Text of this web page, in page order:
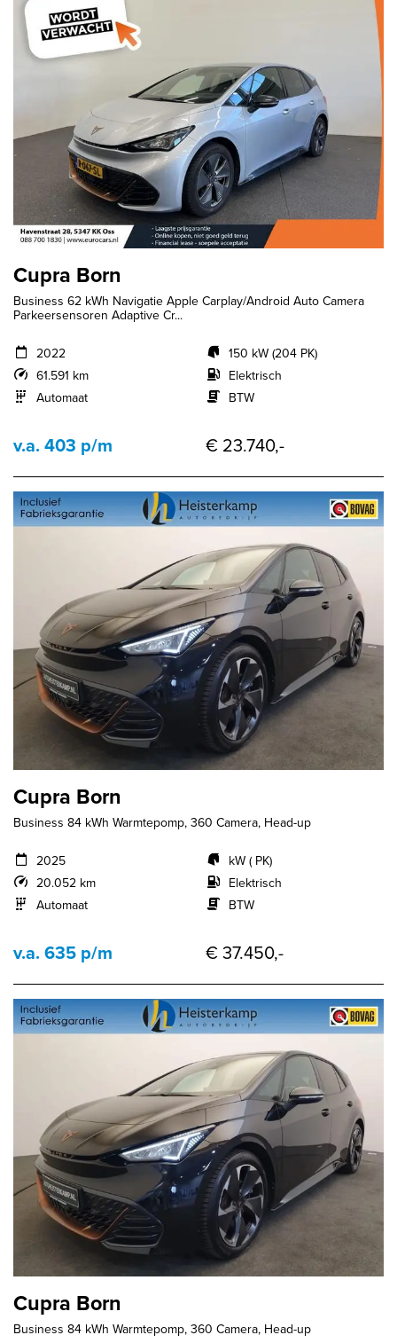
Cupra Born
Business 62 kWh Navigatie Apple Carplay/Android Auto Camera
Parkeersensoren Adaptive Cr...
2022
61.591 km
Automaat
150 kW (204 PK)
Elektrisch
BTW
v.a. 403 p/m € 23.740,-
Cupra Born
Business 84 kWh Warmtepomp, 360 Camera, Head-up
2025
20.052 km
Automaat
kW ( PK)
Elektrisch
BTW
v.a. 635 p/m € 37.450,-
Cupra Born
Business 84 kWh Warmtepomp, 360 Camera, Head-up